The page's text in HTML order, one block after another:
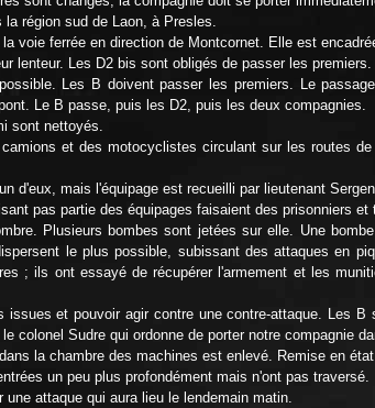
région sud de Laon, à Presles.
voie ferrée en direction de Montcornet. Elle est
lenteur. Les D2 bis sont obligés de passer les premiers.
Les B doivent passer les premiers. Le
Le B passe, puis les D2, puis les deux compagnies.
sont nettoyés.
et des motocyclistes circulant sur les routes
d'eux, mais l'équipage est recueilli par lieutenant
pas partie des équipages faisaient des prisonniers
Plusieurs bombes sont jetées sur elle. Une
le plus possible, subissant des attaques en
; ils ont essayé de récupérer l'armement et les
et pouvoir agir contre une contre-attaque. Les
colonel Sudre qui ordonne de porter notre compagnie
la chambre des machines est enlevé. Remise en
un peu plus profondément mais n'ont pas traversé.
attaque qui aura lieu le lendemain matin.